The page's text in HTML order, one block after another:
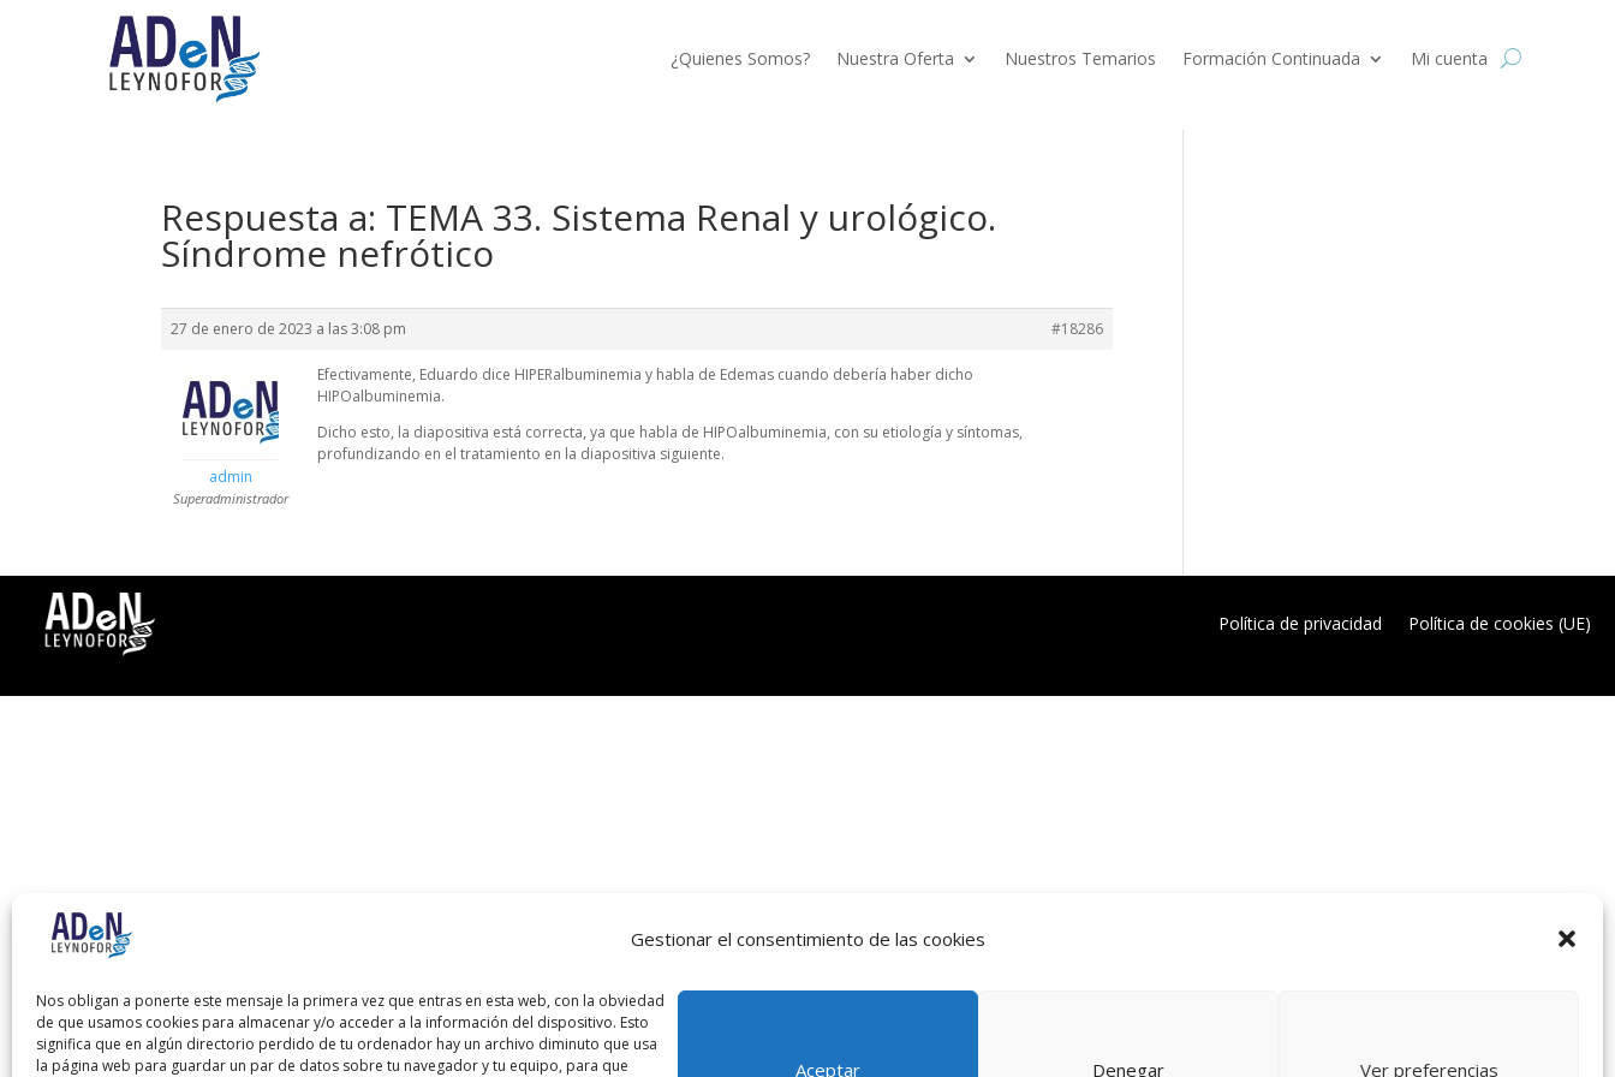
Gestionar el consentimiento de las cookies
Nos obligan a ponerte este mensaje la primera vez que entras en esta web, con la obviedad
de que usamos cookies para almacenar y/o acceder a la información del dispositivo. Esto
significa que en algún directorio perdido de tu ordenador hay un archivo diminuto que usa
la página web para guardar un par de datos sobre tu navegador y tu equipo, para que
Aceptar Denegar Ver preferencias
¿Quienes Somos? Nuestra Oferta Nuestros Temarios Formación Continuada Mi cuenta
Respuesta a: TEMA 33. Sistema Renal y urológico.
Síndrome nefrótico
27 de enero de 2023 a las 3:08 pm #18286
admin
Superadministrador
Efectivamente, Eduardo dice HIPERalbuminemia y habla de Edemas cuando debería haber dicho
HIPOalbuminemia.
Dicho esto, la diapositiva está correcta, ya que habla de HIPOalbuminemia, con su etiología y síntomas,
profundizando en el tratamiento en la diapositiva siguiente.
Política de privacidad Política de cookies (UE)